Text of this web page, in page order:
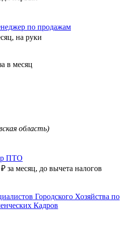
по продажам
на руки
в месяц
область)
ПТО
₽ за месяц, до вычета налогов
Городского Хозяйства по
Кадров